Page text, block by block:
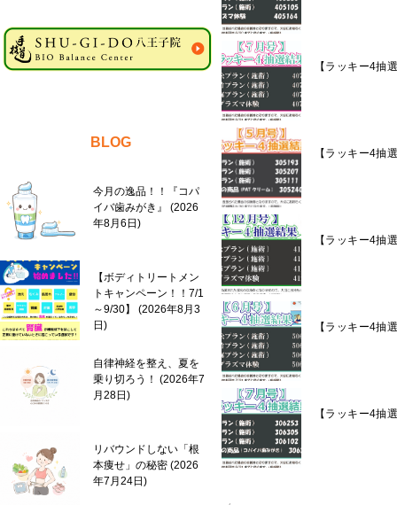
【ラッキー4抽
【ラッキー4抽
【ラッキー4抽
【ラッキー4抽
【ラッキー4抽
BLOG
今月の逸品！！『コパ
イバ歯みがき』
2026
年8月6日
【ボディトリートメン
トキャンペーン！！7/1
～9/30】
2026年8月3
日
自律神経を整え、夏を
乗り切ろう！
2026年7
月28日
リバウンドしない「根
本痩せ」の秘密 2026
年7月24日